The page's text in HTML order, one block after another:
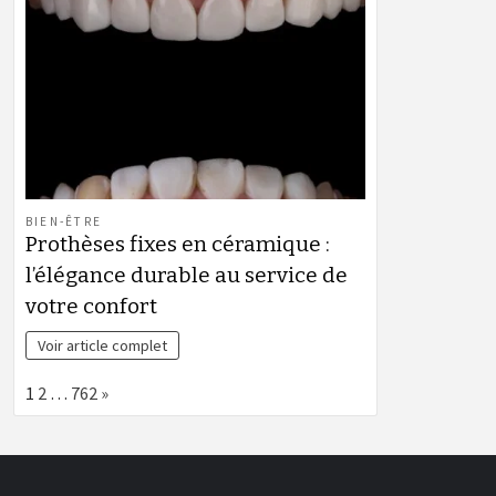
BIEN-ÊTRE
Prothèses fixes en céramique :
l’élégance durable au service de
votre confort
Voir article complet
Page:
1 2 … 762 Next
»